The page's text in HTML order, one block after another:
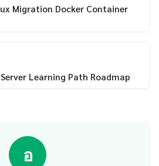
Migration Docker Container
Learning Path Roadmap
อ